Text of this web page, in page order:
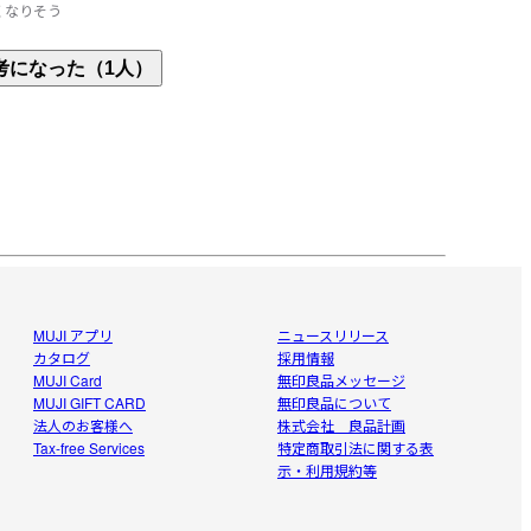
りそう
しいレインブーツや革靴にかけたら、本当に臭い
っくりです。
になった（1人）
MUJI アプリ
カタログ
MUJI Card
MUJI GIFT CARD
法人のお客様へ
Tax-free Services
ニュースリリース
採用情報
無印良品メッセージ
無印良品について
株式会社 良品計画
特定商取引法に関する表
示・利用規約等